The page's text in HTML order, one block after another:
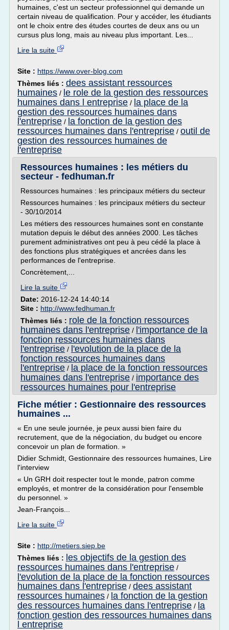
humaines, c'est un secteur professionnel qui demande un
certain niveau de qualification. Pour y accéder, les étudiants
ont le choix entre des études courtes de deux ans ou un
cursus plus long, mais au niveau plus important. Les...
Lire la suite
Site : https://www.over-blog.com
Thèmes liés : dees assistant ressources
humaines / le role de la gestion des ressources
humaines dans l entreprise / la place de la
gestion des ressources humaines dans
l'entreprise / la fonction de la gestion des
ressources humaines dans l'entreprise / outil de
gestion des ressources humaines de
l'entreprise
Ressources humaines : les métiers du
secteur - fedhuman.fr
Ressources humaines : les principaux métiers du secteur
Ressources humaines : les principaux métiers du secteur
- 30/10/2014
Les métiers des ressources humaines sont en constante
mutation depuis le début des années 2000. Les tâches
purement administratives ont peu à peu cédé la place à
des fonctions plus stratégiques et ancrées dans les
performances de l'entreprise.
Concrètement,...
Lire la suite
Date: 2016-12-24 14:40:14
Site : http://www.fedhuman.fr
Thèmes liés : role de la fonction ressources
humaines dans l'entreprise / l'importance de la
fonction ressources humaines dans
l'entreprise / l'evolution de la place de la
fonction ressources humaines dans
l'entreprise / la place de la fonction ressources
humaines dans l'entreprise / importance des
ressources humaines pour l'entreprise
Fiche métier : Gestionnaire des ressources
humaines ...
« En une seule journée, je peux aussi bien faire du
recrutement, que de la négociation, du budget ou encore
concevoir un plan de formation. »
Didier Schmidt, Gestionnaire des ressources humaines, Lire
l'interview
« Un GRH doit respecter tout le monde, patron comme
employés, et montrer de la considération pour l'ensemble
du personnel. »
Jean-François...
Lire la suite
Site : http://metiers.siep.be
Thèmes liés : les objectifs de la gestion des
ressources humaines dans l'entreprise /
l'evolution de la place de la fonction ressources
humaines dans l'entreprise / dees assistant
ressources humaines / la fonction de la gestion
des ressources humaines dans l'entreprise / la
fonction gestion des ressources humaines dans
l entreprise